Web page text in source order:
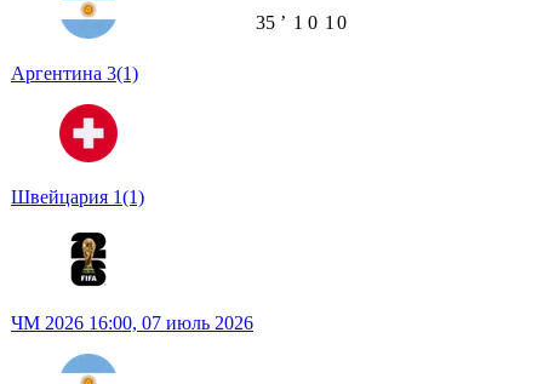
Аргентина 3(1)
Швейцария 1(1)
35 ʼ 1 0 1 0
ЧМ 2026 16:00, 07 июль 2026